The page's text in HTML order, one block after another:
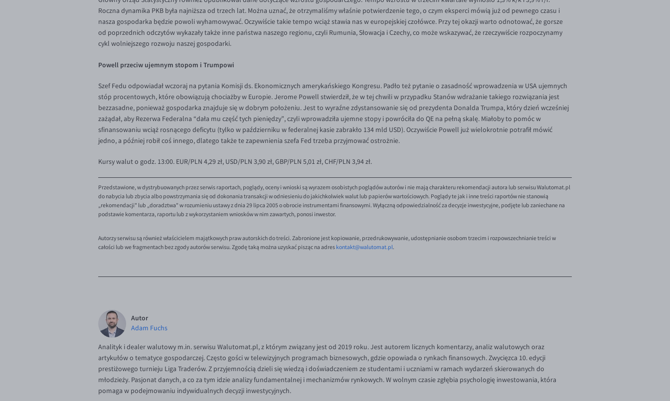
Roczna dynamika PKB była najniższa od trzech lat. Można uznać, że otrzymaliśmy właśnie potwierdzenie tego, o czym eksperci mówią już od pewnego czasu i
nasza gospodarka będzie powoli wyhamowywać. Oczywiście takie tempo wciąż stawia nas w europejskiej czołówce. Przy tej okazji warto odnotować, że gorsze
od poprzednich odczytów wykazały także inne państwa naszego regionu, czyli Rumunia, Słowacja i Czechy, co może wskazywać, że rzeczywiście rozpoczynamy
cykl wolniejszego rozwoju naszej gospodarki.
Powell przeciw ujemnym stopom i Trumpowi
Szef Fedu odpowiadał wczoraj na pytania Komisji ds. Ekonomicznych amerykańskiego Kongresu. Padło też pytanie o zasadność wprowadzenia w USA ujemnych
stóp procentowych, które obowiązują chociażby w Europie. Jerome Powell stwierdził, że w tej chwili w przypadku Stanów wdrażanie takiego rozwiązania jest
bezzasadne, ponieważ gospodarka znajduje się w dobrym położeniu. Jest to wyraźne zdystansowanie się od prezydenta Donalda Trumpa, który dzień wcześniej
zażądał, aby Rezerwa Federalna “dała mu część tych pieniędzy”, czyli wprowadziła ujemne stopy i powróciła do QE na pełną skalę. Miałoby to pomóc w
sfinansowaniu wciąż rosnącego deficytu (tylko w październiku w federalnej kasie zabrakło 134 mld USD). Oczywiście Powell już wielokrotnie potrafił mówić
jedno, a później robił coś innego, dlatego także te zapewnienia szefa Fed trzeba przyjmować ostrożnie.
Kursy walut o godz. 13:00. EUR/PLN 4,29 zł, USD/PLN 3,90 zł, GBP/PLN 5,01 zł, CHF/PLN 3,94 zł.
Przedstawione, w dystrybuowanych przez serwis raportach, poglądy, oceny i wnioski są wyrazem osobistych poglądów autorów i nie mają charakteru rekomendacji autora lub serwisu Walutomat.pl
do nabycia lub zbycia albo powstrzymania się od dokonania transakcji w odniesieniu do jakichkolwiek walut lub papierów wartościowych. Poglądy te jak i inne treści raportów nie stanowią
„rekomendacji" lub „doradztwa" w rozumieniu ustawy z dnia 29 lipca 2005 o obrocie instrumentami finansowymi. Wyłączną odpowiedzialność za decyzje inwestycyjne, podjęte lub zaniechane na
podstawie komentarza, raportu lub z wykorzystaniem wniosków w nim zawartych, ponosi inwestor.
Autorzy serwisu są również właścicielem majątkowych praw autorskich do treści. Zabronione jest kopiowanie, przedrukowywanie, udostępnianie osobom trzecim i rozpowszechnianie treści w
całości lub we fragmentach bez zgody autorów serwisu. Zgodę taką można uzyskać pisząc na adres kontakt@walutomat.pl.
Autor
Adam Fuchs
Analityk i dealer walutowy m.in. serwisu Walutomat.pl, z którym związany jest od 2019 roku. Jest autorem licznych komentarzy, analiz walutowych oraz
artykułów o tematyce gospodarczej. Często gości w telewizyjnych programach biznesowych, gdzie opowiada o rynkach finansowych. Zwycięzca 10. edycji
prestiżowego turnieju Liga Traderów. Z przyjemnością dzieli się wiedzą i doświadczeniem ze studentami i uczniami w ramach wydarzeń skierowanych do
młodzieży. Pasjonat danych, a co za tym idzie analizy fundamentalnej i mechanizmów rynkowych. W wolnym czasie zgłębia psychologię inwestowania, która
pomaga w podejmowaniu indywidualnych decyzji inwestycyjnych.